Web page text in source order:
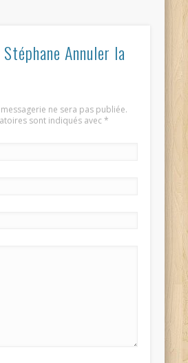
Stéphane Annuler la
ne sera pas publiée.
sont indiqués avec*